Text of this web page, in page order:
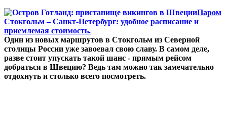
Паром
Стокгольм – Санкт-Петербург: удобное расписание и
приемлемая стоимость.
Один из новых маршрутов в Стокгольм из Северной
столицы России уже завоевал свою славу. В самом деле,
разве стоит упускать такой шанс - прямым рейсом
добраться в Швецию? Ведь там можно так замечательно
отдохнуть и столько всего посмотреть.